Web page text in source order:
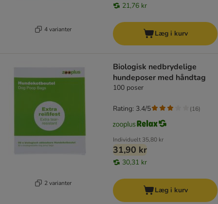
4 varianter
21,76 kr
Læg i kurv
2 varianter
Biologisk nedbrydelige
hundeposer med håndtag
100 poser
Individuelt 35,80 kr
31,90 kr
30,31 kr
Rating: 3.4/5 (16)
Læg i kurv